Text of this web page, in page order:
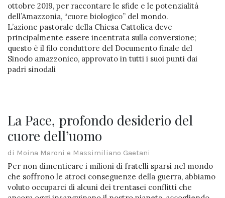
ottobre 2019, per raccontare le sfide e le potenzialità
dell’Amazzonia, “cuore biologico” del mondo.
L’azione pastorale della Chiesa Cattolica deve
principalmente essere incentrata sulla conversione;
questo è il filo conduttore del Documento finale del
Sinodo amazzonico, approvato in tutti i suoi punti dai
padri sinodali
La Pace, profondo desiderio del
cuore dell’uomo
di Moina Maroni e Massimiliano Gaetani
Per non dimenticare i milioni di fratelli sparsi nel mondo
che soffrono le atroci conseguenze della guerra, abbiamo
voluto occuparci di alcuni dei trentasei conflitti che